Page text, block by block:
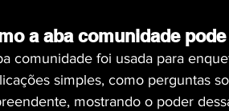
a aba comunidade
comunidade foi usada para
simples, como perguntas
mostrando o poder